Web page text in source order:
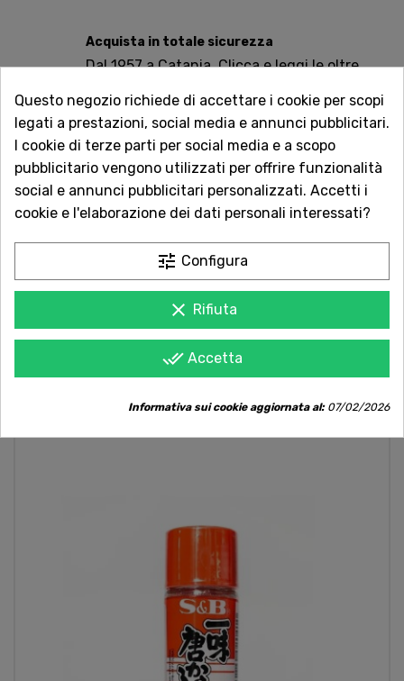
Acquista in totale sicurezza
Dal 1957 a Catania. Clicca e leggi le oltre
Spedizioni rapide
Consegna in tutta Italia in 5 giorni
dall'ordine
Servizio Clienti sempre con te
qualsiasi informazione.
POTREBBE PIACERTI ANCHE
Questo negozio richiede di accettare i cookie per scopi
legati a prestazioni, social media e annunci pubblicitari.
I cookie di terze parti per social media e a scopo
pubblicitario vengono utilizzati per offrire funzionalità
social e annunci pubblicitari personalizzati. Accetti i
cookie e l'elaborazione dei dati personali interessati?
tune Configura
clear Rifiuta
done_all Accetta
Informativa sui cookie aggiornata al:07/02/2026